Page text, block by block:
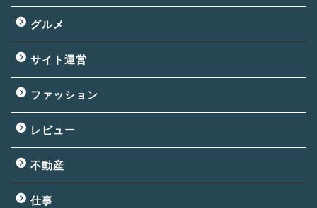
グルメ
サイト運営
ファッション
レビュー
不動産
仕事